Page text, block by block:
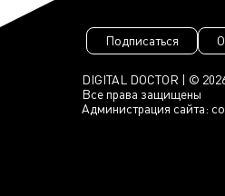
DIGITAL DOCTOR | ©
Все права защищены
Администрация сайта:
Подписаться